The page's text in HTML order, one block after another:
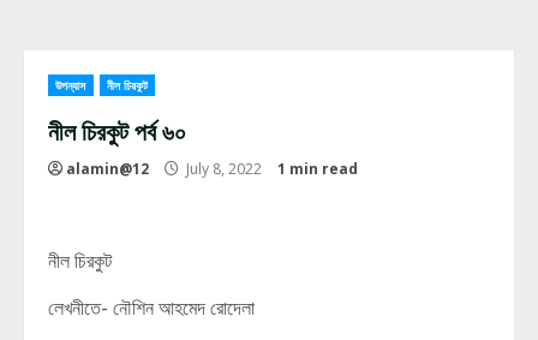
উপন্যাস নীল চিরকুট
নীল চিরকুট পর্ব ৬০
alamin@12 July 8, 2022 1 min read
নীল চিরকুট
লেখনীতে- নৌশিন আহমেদ রোদেলা